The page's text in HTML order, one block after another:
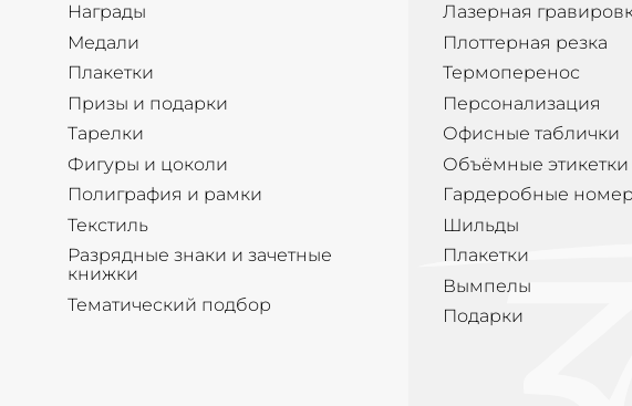
Награды
Медали
Плакетки
Призы и подарки
Тарелки
Фигуры и цоколи
Полиграфия и рамки
Текстиль
Разрядные знаки и зачетные
книжки
Тематический подбор
Лазерная
Плоттерная резка
Термоперенос
Персонализация
Офисные таблички
Объёмные этикетки
Гардеробные
Шильды
Плакетки
Вымпелы
Подарки